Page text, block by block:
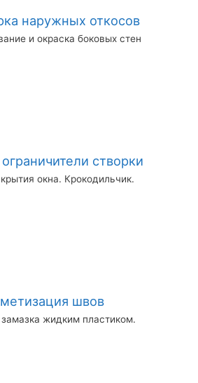
наружных откосов
и окраска боковых стен
створки
окна. Крокодильчик.
швов
жидким пластиком.